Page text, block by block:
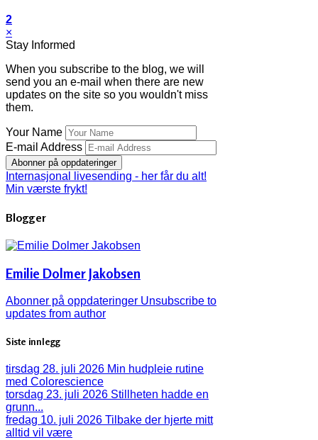
2
×
Stay Informed
When you subscribe to the blog, we will
send you an e-mail when there are new
updates on the site so you wouldn't miss
them.
Your Name
E-mail Address
Abonner på oppdateringer
Internasjonal livesending - her får du alt!
Min værste frykt!
Blogger
Emilie Dolmer Jakobsen
Abonner på oppdateringer Unsubscribe to
updates from author
Siste innlegg
tirsdag 28. juli 2026 Min hudpleie rutine
med Colorescience
torsdag 23. juli 2026 Stillheten hadde en
grunn...
fredag 10. juli 2026 Tilbake der hjerte mitt
alltid vil være